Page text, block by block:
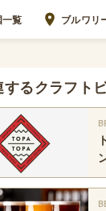
覧 ブルワリ
するクラフト